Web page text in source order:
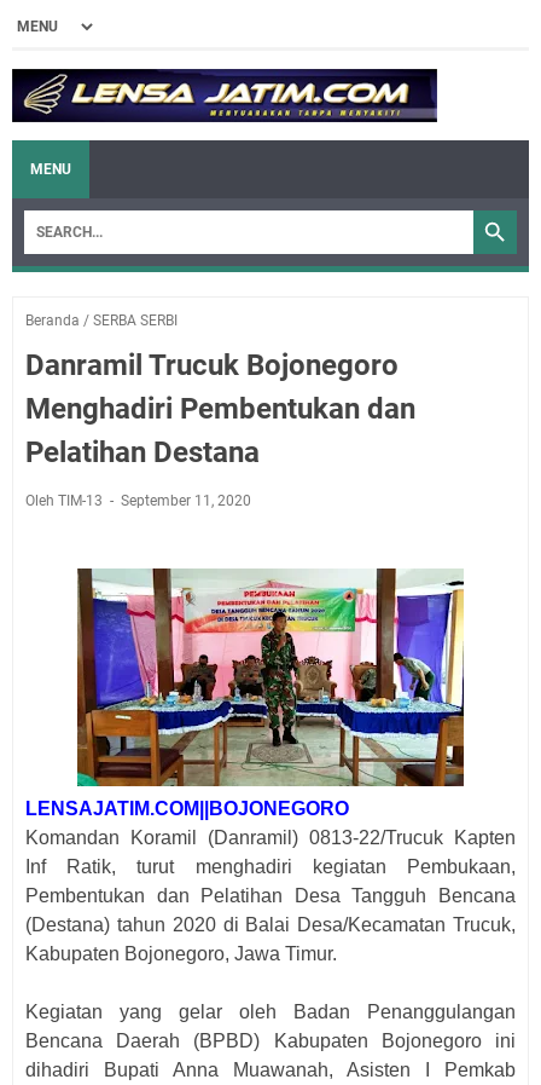
MENU
Beranda / SERBA SERBI
Danramil Trucuk Bojonegoro
Menghadiri Pembentukan dan
Pelatihan Destana
Oleh TIM-13 September 11, 2020
LENSAJATIM.COM||BOJONEGORO
Komandan Koramil (Danramil) 0813-22/Trucuk Kapten
Inf Ratik, turut menghadiri kegiatan Pembukaan,
Pembentukan dan Pelatihan Desa Tangguh Bencana
(Destana) tahun 2020 di Balai Desa/Kecamatan Trucuk,
Kabupaten Bojonegoro, Jawa Timur.
Kegiatan yang gelar oleh Badan Penanggulangan
Bencana Daerah (BPBD) Kabupaten Bojonegoro ini
dihadiri Bupati Anna Muawanah, Asisten I Pemkab